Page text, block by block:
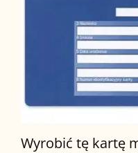
Wyrobić tę kartę